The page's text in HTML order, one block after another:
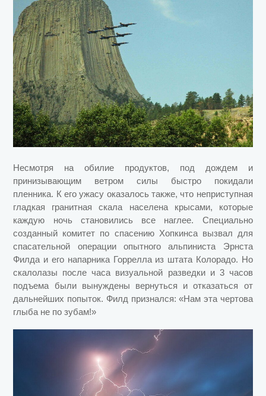
Несмотря на обилие продуктов, под дождем и
принизывающим ветром силы быстро покидали
пленника. К его ужасу оказалось также, что неприступная
гладкая гранитная скала населена крысами, которые
каждую ночь становились все наглее. Специально
созданный комитет по спасению Хопкинса вызвал для
спасательной операции опытного альпиниста Эрнста
Филда и его напарника Горрелла из штата Колорадо. Но
скалолазы после часа визуальной разведки и 3 часов
подъема были вынуждены вернуться и отказаться от
дальнейших попыток. Филд признался: «Нам эта чертова
глыба не по зубам!»